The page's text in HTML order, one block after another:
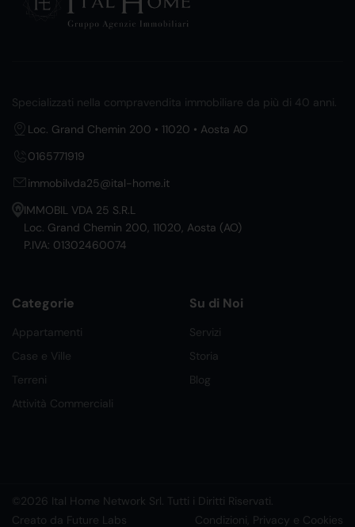
Specializzati nella compravendita immobiliare da più di 40 anni.
Loc. Grand Chemin 200 • 11020 • Aosta AO
0165771919
immobilvda25@ital-home.it
IMMOBIL VDA 25 S.R.L
Loc. Grand Chemin 200, 11020, Aosta (AO)
P.IVA: 01302460074
Categorie
Appartamenti
Case e Ville
Terreni
Attività Commerciali
Su di Noi
Servizi
Storia
Blog
©2026 Ital Home Network Srl. Tutti i Diritti Riservati.
Creato da Future Labs
Condizioni, Privacy e Cookies